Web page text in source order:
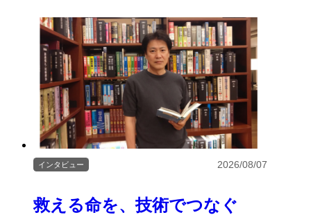
救える命を、技術でつなぐ
インタビュー 2026/08/07